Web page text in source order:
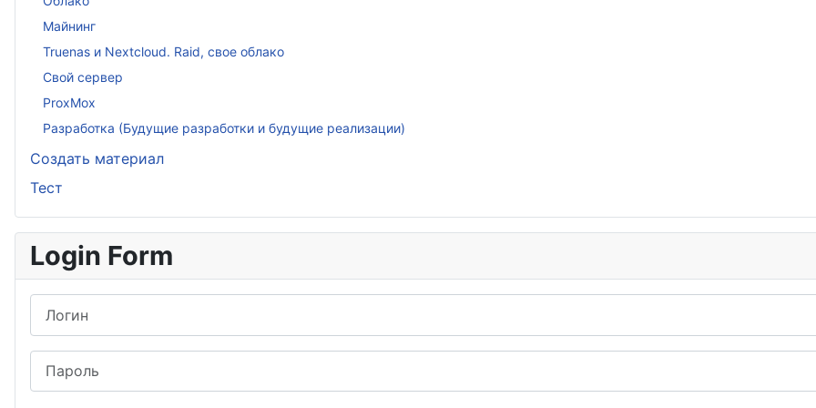
Майнинг
Truenas и Nextcloud. Raid, свое облако
Свой сервер
ProxMox
Разработка (Будущие разработки и будущие реализации)
Создать материал
Тест
Login Form